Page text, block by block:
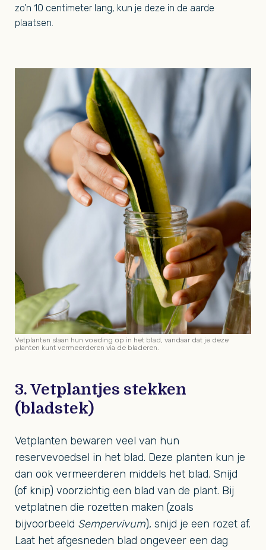
zo’n 10 centimeter lang, kun je deze in de aarde
plaatsen.
3. Vetplantjes stekken
(bladstek)
Vetplanten bewaren veel van hun
reservevoedsel in het blad. Deze planten kun je
dan ook vermeerderen middels het blad. Snijd
(of knip) voorzichtig een blad van de plant. Bij
vetplatnen die rozetten maken (zoals
bijvoorbeeld Sempervivum), snijd je een rozet af.
Laat het afgesneden blad ongeveer een dag
Vetplanten slaan hun voeding op in het blad, vandaar dat je deze
planten kunt vermeerderen via de bladeren.